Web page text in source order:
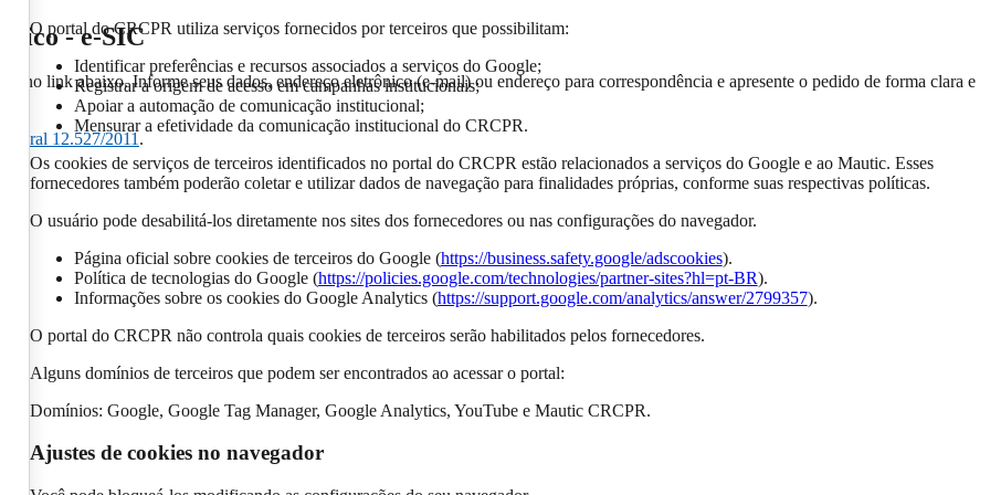
- e-SIC
no link abaixo. Informe seus dados, endereço eletrônico (e-mail) ou endereço para correspondência e apresente o pedido de forma clara e
federal 12.527/2011 .
O portal do CRCPR utiliza serviços fornecidos por terceiros que possibilitam:
Identificar preferências e recursos associados a serviços do Google;
Registrar a origem de acesso em campanhas institucionais;
Apoiar a automação de comunicação institucional;
Mensurar a efetividade da comunicação institucional do CRCPR.
Os cookies de serviços de terceiros identificados no portal do CRCPR estão relacionados a serviços do Google e ao Mautic. Esses
fornecedores também poderão coletar e utilizar dados de navegação para finalidades próprias, conforme suas respectivas políticas.
O usuário pode desabilitá-los diretamente nos sites dos fornecedores ou nas configurações do navegador.
Página oficial sobre cookies de terceiros do Google (https://business.safety.google/adscookies).
Política de tecnologias do Google (https://policies.google.com/technologies/partner-sites?hl=pt-BR).
Informações sobre os cookies do Google Analytics (https://support.google.com/analytics/answer/2799357).
O portal do CRCPR não controla quais cookies de terceiros serão habilitados pelos fornecedores.
Alguns domínios de terceiros que podem ser encontrados ao acessar o portal:
Domínios: Google, Google Tag Manager, Google Analytics, YouTube e Mautic CRCPR.
Ajustes de cookies no navegador